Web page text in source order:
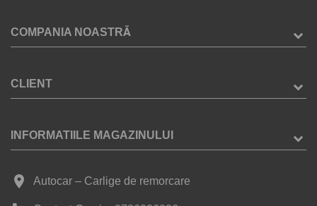
COMPANIA NOASTRĂ
CLIENT
INFORMATIILE MAGAZINULUI
place Autocar – Carlige de remorcare